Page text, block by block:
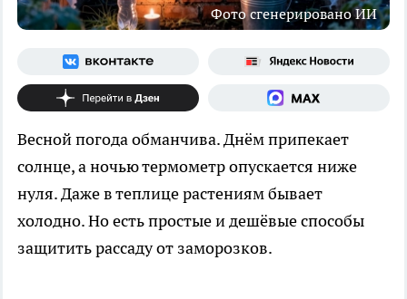
Фото сгенерировано ИИ
Весной погода обманчива. Днём припекает
солнце, а ночью термометр опускается ниже
нуля. Даже в теплице растениям бывает
холодно. Но есть простые и дешёвые способы
защитить рассаду от заморозков.